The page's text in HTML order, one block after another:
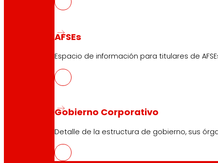
AFSEs
Espacio de información para titulares de
Gobierno Corporativo
Detalle de la estructura de gobierno, sus